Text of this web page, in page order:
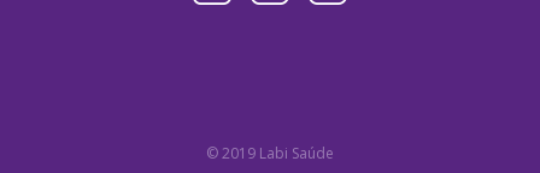
© 2019 Labi Saúde